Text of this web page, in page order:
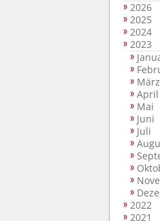
2026
2025
2024
2023
März
April
Mai
Juni
Juli
2022
2021